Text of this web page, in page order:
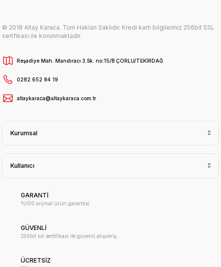
© 2018 Altay Karaca. Tüm Hakları Saklıdır. Kredi kartı bilgileriniz 256bit SSL
sertfikası ile korunmaktadır.
Reşadiye Mah. Mandıracı 3.Sk. no:15/B ÇORLU/TEKİRDAĞ
0282 652 84 19
altaykaraca@altaykaraca.com.tr
Kurumsal
Kullanıcı
GARANTİ
%100 orijinal ürün garantisi
GÜVENLİ
256bit ssl sertifikası ile güvenli alışveriş
ÜCRETSİZ